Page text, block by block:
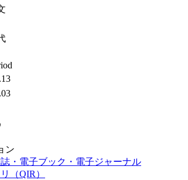
ン
・電子ブック・電子ジャーナル
（QIR）